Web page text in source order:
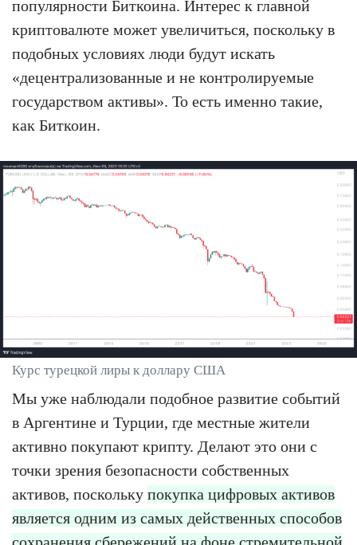
популярности Биткоина. Интерес к главной
криптовалюте может увеличиться, поскольку в
подобных условиях люди будут искать
«децентрализованные и не контролируемые
государством активы». То есть именно такие,
как Биткоин.
Курс турецкой лиры к доллару США
Мы уже наблюдали подобное развитие событий
в Аргентине и Турции, где местные жители
активно покупают крипту. Делают это они с
точки зрения безопасности собственных
активов, поскольку покупка цифровых активов
является одним из самых действенных способов